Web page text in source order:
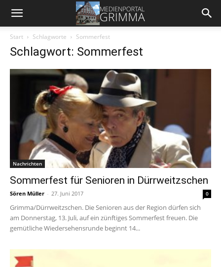
Start Schlagworte Sommerfest
Schlagwort: Sommerfest
Nachrichten
Sommerfest für Senioren in Dürrweitzschen
Sören Müller - 27. Juni 2017 0
Grimma/Dürrweitzschen. Die Senioren aus der Region dürfen sich
am Donnerstag, 13. Juli, auf ein zünftiges Sommerfest freuen. Die
gemütliche Wiedersehensrunde beginnt 14...